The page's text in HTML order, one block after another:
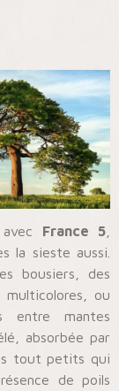
avec France 5
la sieste aussi.
bousiers, des
multicolores, ou
entre mantes
absorbée par
tout petits qui
de poils